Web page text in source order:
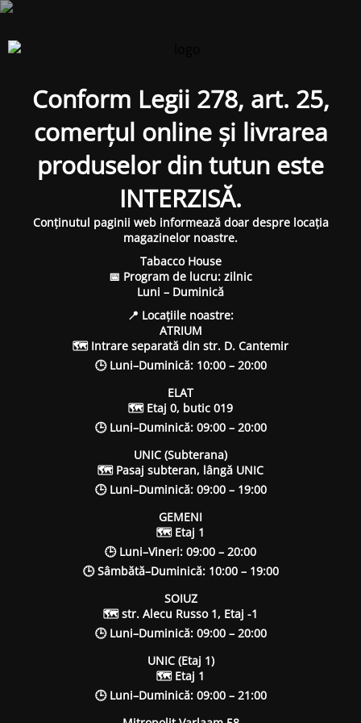
Conform Legii 278, art. 25,
comerțul online și livrarea
produselor din tutun este
INTERZISĂ.
Conținutul paginii web informează doar despre locația
magazinelor noastre.
Tabacco House
📅 Program de lucru: zilnic
Luni – Duminică
📍 Locațiile noastre:
ATRIUM
🗺 Intrare separată din str. D. Cantemir
🕒 Luni–Duminică: 10:00 – 20:00
ELAT
🗺 Etaj 0, butic 019
🕒 Luni–Duminică: 09:00 – 20:00
UNIC (Subterana)
🗺 Pasaj subteran, lângă UNIC
🕒 Luni–Duminică: 09:00 – 19:00
GEMENI
🗺 Etaj 1
🕒 Luni–Vineri: 09:00 – 20:00
🕒 Sâmbătă–Duminică: 10:00 – 19:00
SOIUZ
🗺 str. Alecu Russo 1, Etaj -1
🕒 Luni–Duminică: 09:00 – 20:00
UNIC (Etaj 1)
🗺 Etaj 1
🕒 Luni–Duminică: 09:00 – 21:00